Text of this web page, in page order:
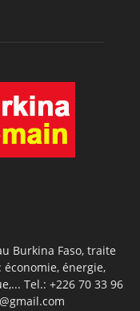
Burkina Faso, traite
énergie,
Tel.: +226 70 33 96